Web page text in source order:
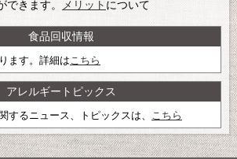
できます。
メリット について
食品回収情報
ます。詳細はこちら
アレルギートピックス
するニュース、トピックスは、 こちら